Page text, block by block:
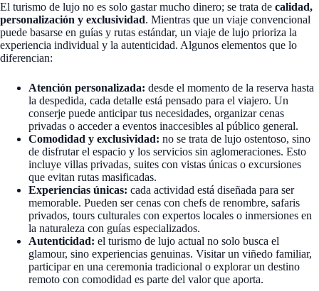
El turismo de lujo no es solo gastar mucho dinero; se trata de calidad,
personalización y exclusividad. Mientras que un viaje convencional
puede basarse en guías y rutas estándar, un viaje de lujo prioriza la
experiencia individual y la autenticidad. Algunos elementos que lo
diferencian:
Atención personalizada: desde el momento de la reserva hasta
la despedida, cada detalle está pensado para el viajero. Un
conserje puede anticipar tus necesidades, organizar cenas
privadas o acceder a eventos inaccesibles al público general.
Comodidad y exclusividad: no se trata de lujo ostentoso, sino
de disfrutar el espacio y los servicios sin aglomeraciones. Esto
incluye villas privadas, suites con vistas únicas o excursiones
que evitan rutas masificadas.
Experiencias únicas: cada actividad está diseñada para ser
memorable. Pueden ser cenas con chefs de renombre, safaris
privados, tours culturales con expertos locales o inmersiones en
la naturaleza con guías especializados.
Autenticidad: el turismo de lujo actual no solo busca el
glamour, sino experiencias genuinas. Visitar un viñedo familiar,
participar en una ceremonia tradicional o explorar un destino
remoto con comodidad es parte del valor que aporta.